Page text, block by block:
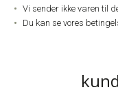
Vi sender ikke varen til
Du kan se vores